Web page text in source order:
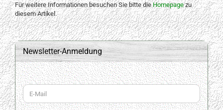
Für weitere Informationen besuchen Sie bitte dieHomepagezu
diesem Artikel.
Newsletter-Anmeldung
WEITER
ZUR
NEWSLETTER-
E-
Mail